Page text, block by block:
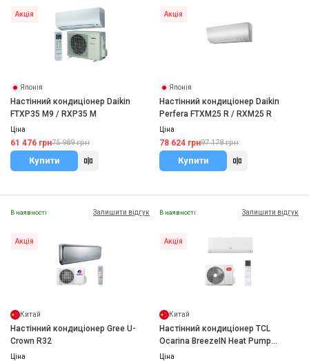
Акція
Японія
Настінний кондиціонер Daikin
FTXP35 M9 / RXP35 M
Ціна
61 476 грн75 989 грн
Купити
Акція
Японія
Настінний кондиціонер Daikin
Perfera FTXM25 R / RXM25 R
Ціна
78 624 грн97 178 грн
Купити
В наявності Залишити відгук
Акція
Китай
Настінний кондиціонер Gree U-
Crown R32
Ціна
В наявності Залишити відгук
Акція
Китай
Настінний кондиціонер TCL
Ocarina BreezeIN Heat Pump
Inverter R32 WI-FI
Ціна